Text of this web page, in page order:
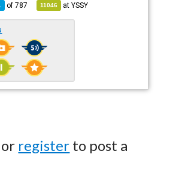
of787 11046 atYSSY
or register to post a